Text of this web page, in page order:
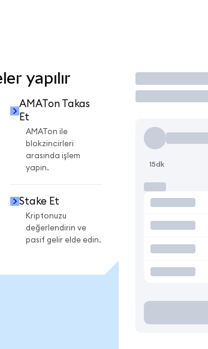
yapılır
AMATon Takas
Et
AMATon ile
blokzincirleri
arasında işlem
yapın.
Stake Et
Kriptonuzu
değerlendirin ve
pasif gelir elde edin.
İşlem Yap
15dk